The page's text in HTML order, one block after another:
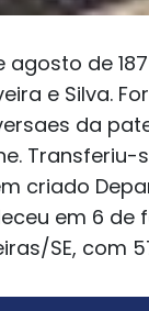
agosto de
e Silva.
da
criado
em 6 de
SE, com